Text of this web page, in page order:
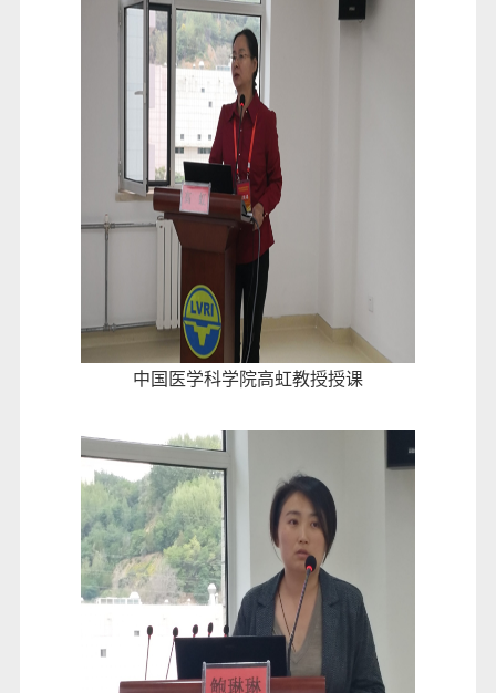
中国医学科学院高虹教授授课